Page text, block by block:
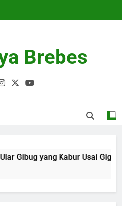
Brebes
Gibug yang Kabur Usai Gigit